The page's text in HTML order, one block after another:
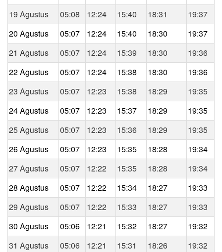
19 Agustus
05:08 12:24 15:40 18:31
19:37
20 Agustus
05:07 12:24 15:40 18:30
19:37
21 Agustus
05:07 12:24 15:39 18:30
19:36
22 Agustus
05:07 12:24 15:38 18:30
19:36
23 Agustus
05:07 12:23 15:38 18:29
19:35
24 Agustus
05:07 12:23 15:37 18:29
19:35
25 Agustus
05:07 12:23 15:36 18:29
19:35
26 Agustus
05:07 12:23 15:35 18:28
19:34
27 Agustus
05:07 12:22 15:35 18:28
19:34
28 Agustus
05:07 12:22 15:34 18:27
19:33
29 Agustus
05:07 12:22 15:33 18:27
19:33
30 Agustus
05:06 12:21 15:32 18:27
19:32
31 Agustus
05:06 12:21 15:31 18:26 19:32